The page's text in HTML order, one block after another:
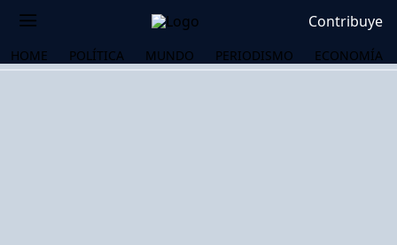
Contribuye
HOME POLÍTICA MUNDO PERIODISMO ECONOMÍA